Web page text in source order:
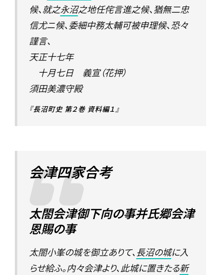
候、就之永沼之地任侘言進之候、猶無二忠
信尤ニ候、委細中務太輔可被申理候、恐々
謹言、
天正十七年
十月七日 義宣（花押）
須田美濃守殿
『長沼町史 第２巻 資料編１』
会津四家合考
太閤会津御下向の事并氏郷会津
恩賜の事
太閤小峯の城を御立ありて、長沼の城に入
らせ給ふ。内々会津より、此城に置きたる新